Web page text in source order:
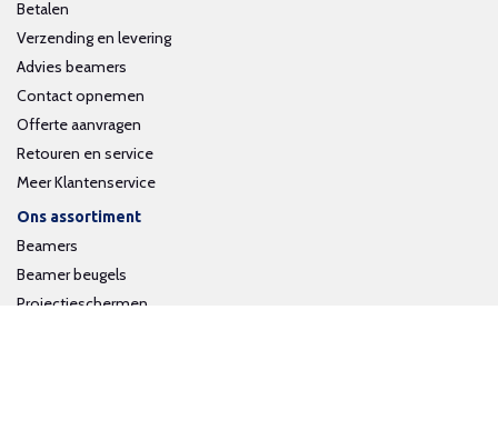
Betalen
Verzending en levering
Advies beamers
Contact opnemen
Offerte aanvragen
Retouren en service
Meer Klantenservice
Ons assortiment
Beamers
Beamer beugels
Projectieschermen